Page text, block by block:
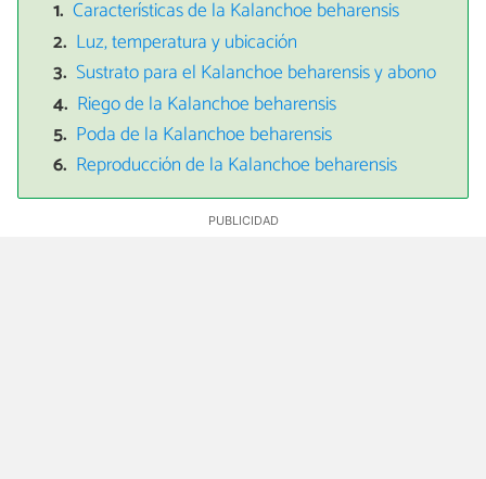
Características de la Kalanchoe beharensis
Luz, temperatura y ubicación
Sustrato para el Kalanchoe beharensis y abono
Riego de la Kalanchoe beharensis
Poda de la Kalanchoe beharensis
Reproducción de la Kalanchoe beharensis